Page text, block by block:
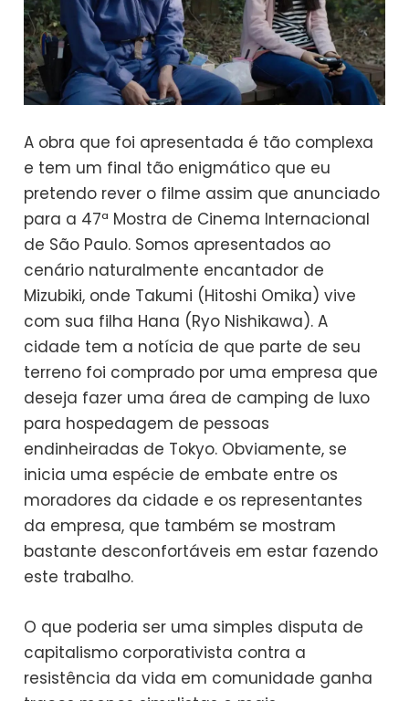
A obra que foi apresentada é tão complexa
e tem um final tão enigmático que eu
pretendo rever o filme assim que anunciado
para a 47ª Mostra de Cinema Internacional
de São Paulo. Somos apresentados ao
cenário naturalmente encantador de
Mizubiki, onde Takumi (Hitoshi Omika) vive
com sua filha Hana (Ryo Nishikawa). A
cidade tem a notícia de que parte de seu
terreno foi comprado por uma empresa que
deseja fazer uma área de camping de luxo
para hospedagem de pessoas
endinheiradas de Tokyo. Obviamente, se
inicia uma espécie de embate entre os
moradores da cidade e os representantes
da empresa, que também se mostram
bastante desconfortáveis em estar fazendo
este trabalho.
O que poderia ser uma simples disputa de
capitalismo corporativista contra a
resistência da vida em comunidade ganha